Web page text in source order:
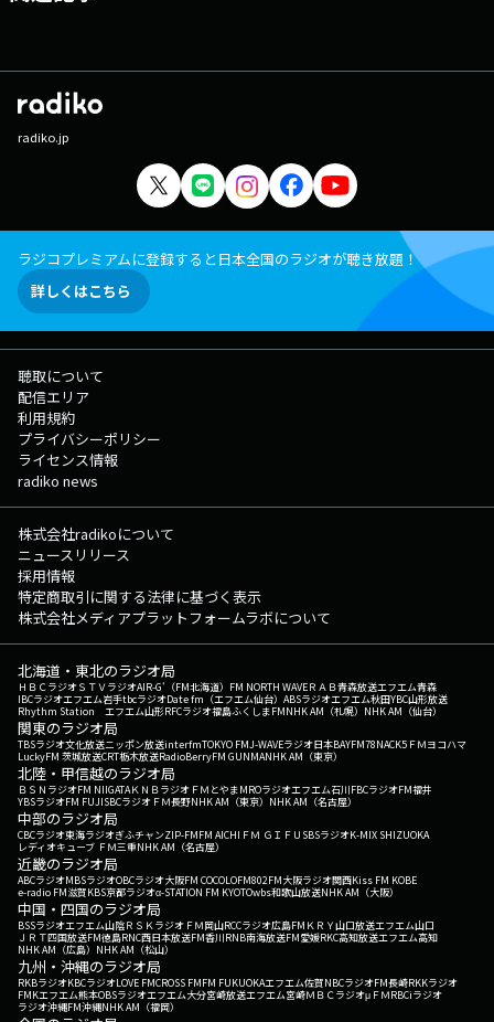
radiko.jp
ラジコプレミアムに登録すると日本全国のラジオが聴き放題！
詳しくはこちら
聴取について
配信エリア
利用規約
プライバシーポリシー
ライセンス情報
radiko news
株式会社radikoについて
ニュースリリース
採用情報
特定商取引に関する法律に基づく表示
株式会社メディアプラットフォームラボについて
北海道・東北のラジオ局
ＨＢＣラジオＳＴＶラジオAIR-G'（FM北海道） FM NORTH WAVEＲＡＢ青森放送エフエム青森
IBCラジオエフエム岩手tbcラジオDate fm（エフエム仙台） ABSラジオエフエム秋田YBC山形放送
Rhythm Station エフエム山形RFCラジオ福島ふくしまFMNHK AM（札幌） NHK AM（仙台）
関東のラジオ局
TBSラジオ文化放送ニッポン放送interfmTOKYO FMJ-WAVEラジオ日本BAYFM78NACK5 ＦＭヨコハマ
LuckyFM 茨城放送CRT栃木放送RadioBerryFM GUNMANHK AM（東京）
北陸・甲信越のラジオ局
ＢＳＮラジオFM NIIGATAＫＮＢラジオ ＦＭとやまMROラジオエフエム石川FBCラジオFM福井
YBSラジオFM FUJISBCラジオ ＦＭ長野NHK AM（東京） NHK AM（名古屋）
中部のラジオ局
CBCラジオ東海ラジオぎふチャンZIP-FMFM AICHI ＦＭ ＧＩＦＵ SBSラジオK-MIX SHIZUOKA
レディオキューブ ＦＭ三重NHK AM（名古屋）
近畿のラジオ局
ABCラジオMBSラジオOBCラジオ大阪FM COCOLOFM802FM大阪ラジオ関西Kiss FM KOBE
e-radio FM滋賀KBS京都ラジオα-STATION FM KYOTOwbs和歌山放送NHK AM（大阪）
中国・四国のラジオ局
BSSラジオエフエム山陰ＲＳＫラジオ ＦＭ岡山RCCラジオ広島FM ＫＲＹ山口放送エフエム山口
ＪＲＴ四国放送FM徳島RNC西日本放送FM香川RNB南海放送FM愛媛RKC高知放送エフエム高知
NHK AM（広島） NHK AM（松山）
九州・沖縄のラジオ局
RKBラジオKBCラジオLOVE FMCROSS FMFM FUKUOKAエフエム佐賀NBCラジオFM長崎RKKラジオ
FMKエフエム熊本OBSラジオエフエム大分宮崎放送エフエム宮崎ＭＢＣラジオμＦＭRBCiラジオ
ラジオ沖縄FM沖縄NHK AM（福岡）